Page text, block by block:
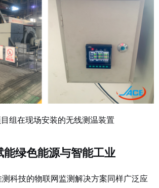
组在现场安装的无线测温装置
能绿色能源与智能工业
科技的物联网监测解决方案同样广泛应